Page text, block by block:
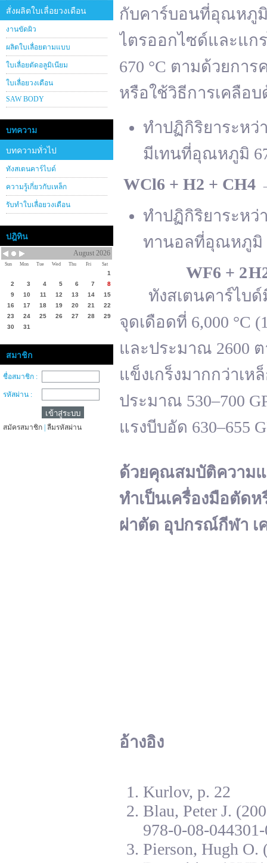
สั่งผลิตใบเลื่อยวงเดือน
งานขัดผิว
ผลิตใบเลื่อยตามแบบ
ใบเลื่อยตัดอลูมิเนียม
ใบเลื่อยวงเดือน
SAW BODY
บทความ
บทความทั่วไป
ทังสเตนคาร์ไบด์
ความรู้เกี่ยวกับเหล็ก
รับทำใบเลื่อยวงเดือน
ปฎิทิน
August 2026
Sun Mon Tue Wed Thu Fri Sat
1
2
3 4 5 6 7
8
9
10 11 12 13 14
15
16
17 18 19 20 21
22
23
24 25 26 27 28
29
30
31
สมาชิก
ชื่อสมาชิก :
รหัสผ่าน :
สมัครสมาชิก ลืมรหัสผ่าน
กับคาร์บอนที่อุณหภูมิ
ไตรออกไซด์และแก
670 °C ตามด้วยกา
หรือใช้วิธีการเคลือบ
ทำปฏิกิริยาระหว่
มีเทนที่อุณหภูมิ
WCl6 + H2 + CH4
ทำปฏิกิริยาระหว่
ทานอลที่อุณหภูมิ
WF6 + 2 H
ทังสเตนคาร์ไบด์มี
จุดเดือดที่ 6,000 °C
และประมาณ 2600
แข็งเกร็งมากกว่าเ
ประมาณ 530–700
แรงบีบอัด 630–655
ด้วยคุณสมบัติความแ
ทำเป็นเครื่องมือตัดห
ผ่าตัด อุปกรณ์กีฬา เ
อ้างอิง
Kurlov, p. 22
Blau, Peter J.
978-0-08-
Pierson, Hugh O.